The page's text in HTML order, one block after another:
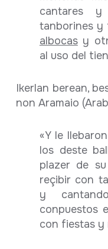
cantares
tanborines y
albocasy
al uso del
Ikerlan berean,
non Aramaio
«Y le
los deste
plazer de
reçibir con
y
conpuestos
con fiestas y